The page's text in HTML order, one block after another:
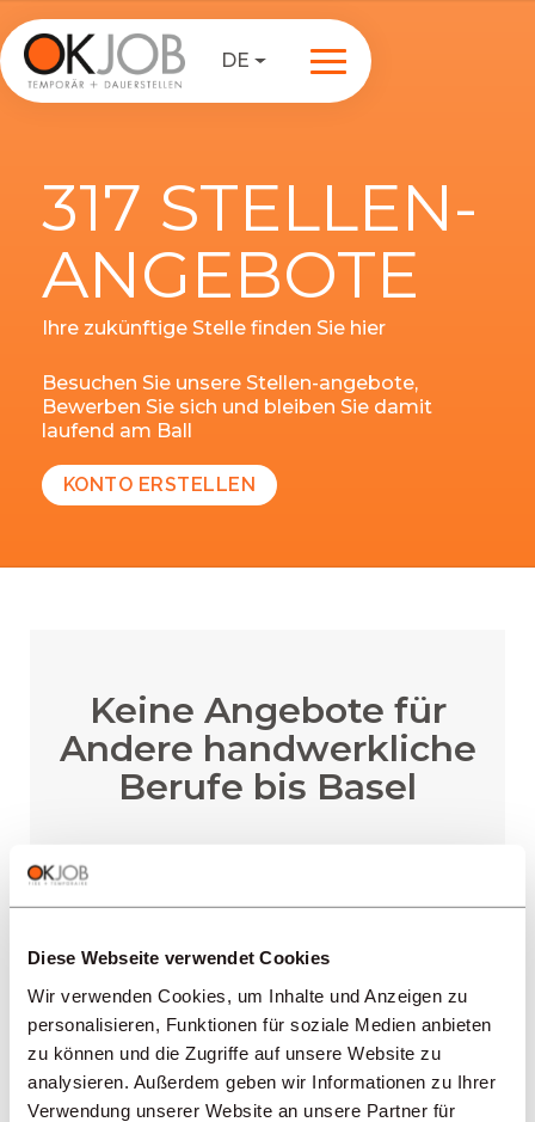
Diese Webseite verwendet Cookies
Wir verwenden Cookies, um Inhalte und Anzeigen zu
personalisieren, Funktionen für soziale Medien anbieten
zu können und die Zugriffe auf unsere Website zu
analysieren. Außerdem geben wir Informationen zu Ihrer
Verwendung unserer Website an unsere Partner für
DE
317 STELLEN-
ANGEBOTE
Ihre zukünftige Stelle finden Sie hier
Besuchen Sie unsere Stellen-angebote,
Bewerben Sie sich und bleiben Sie damit
laufend am Ball
KONTO ERSTELLEN
Keine Angebote für
Andere handwerkliche
Berufe bis Basel
REGIONEN